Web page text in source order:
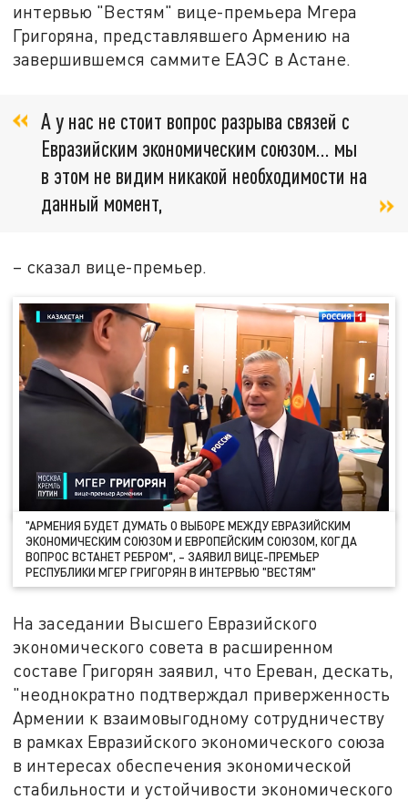
интервью "Вестям" вице-премьера Мгера
Григоряна, представлявшего Армению на
завершившемся саммите ЕАЭС в Астане.
А у нас не стоит вопрос разрыва связей с
Евразийским экономическим союзом… мы
в этом не видим никакой необходимости на
данный момент,
– сказал вице-премьер.
"АРМЕНИЯ БУДЕТ ДУМАТЬ О ВЫБОРЕ МЕЖДУ ЕВРАЗИЙСКИМ
ЭКОНОМИЧЕСКИМ СОЮЗОМ И ЕВРОПЕЙСКИМ СОЮЗОМ, КОГДА
ВОПРОС ВСТАНЕТ РЕБРОМ", – ЗАЯВИЛ ВИЦЕ-ПРЕМЬЕР
РЕСПУБЛИКИ МГЕР ГРИГОРЯН В ИНТЕРВЬЮ "ВЕСТЯМ"
На заседании Высшего Евразийского
экономического совета в расширенном
составе Григорян заявил, что Ереван, дескать,
"неоднократно подтверждал приверженность
Армении к взаимовыгодному сотрудничеству
в рамках Евразийского экономического союза
в интересах обеспечения экономической
стабильности и устойчивости экономического